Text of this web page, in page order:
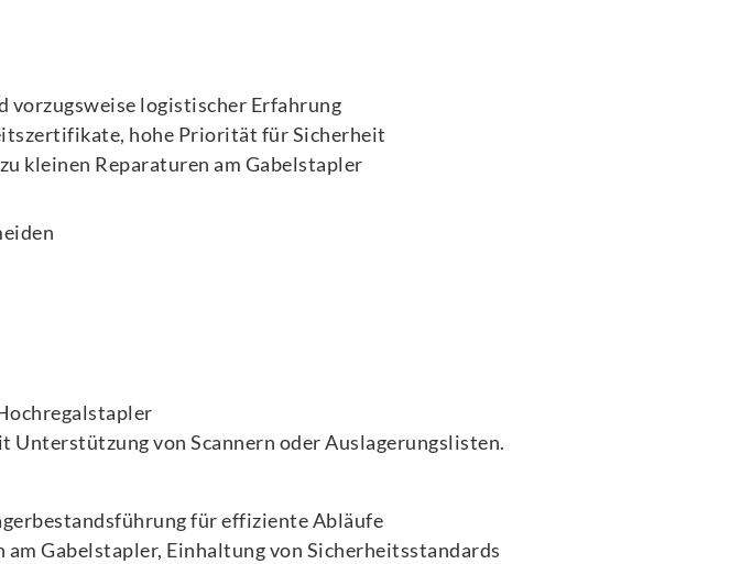
logistischer Erfahrung
hohe Priorität für Sicherheit
kleinen Reparaturen am Gabelstapler
Unterstützung von Scannern oder Auslagerungslisten.
für effiziente Abläufe
Gabelstapler, Einhaltung von Sicherheitsstandards